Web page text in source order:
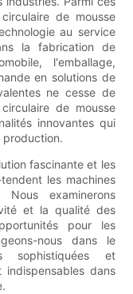
de mousse
au service
la fabrication de
l'emballage,
en solutions de
ne cesse de
de mousse
innovantes qui
production.
fascinante et les
les machines
examinerons
et la qualité des
pour les
nous dans le
sophistiquées et
indispensables dans